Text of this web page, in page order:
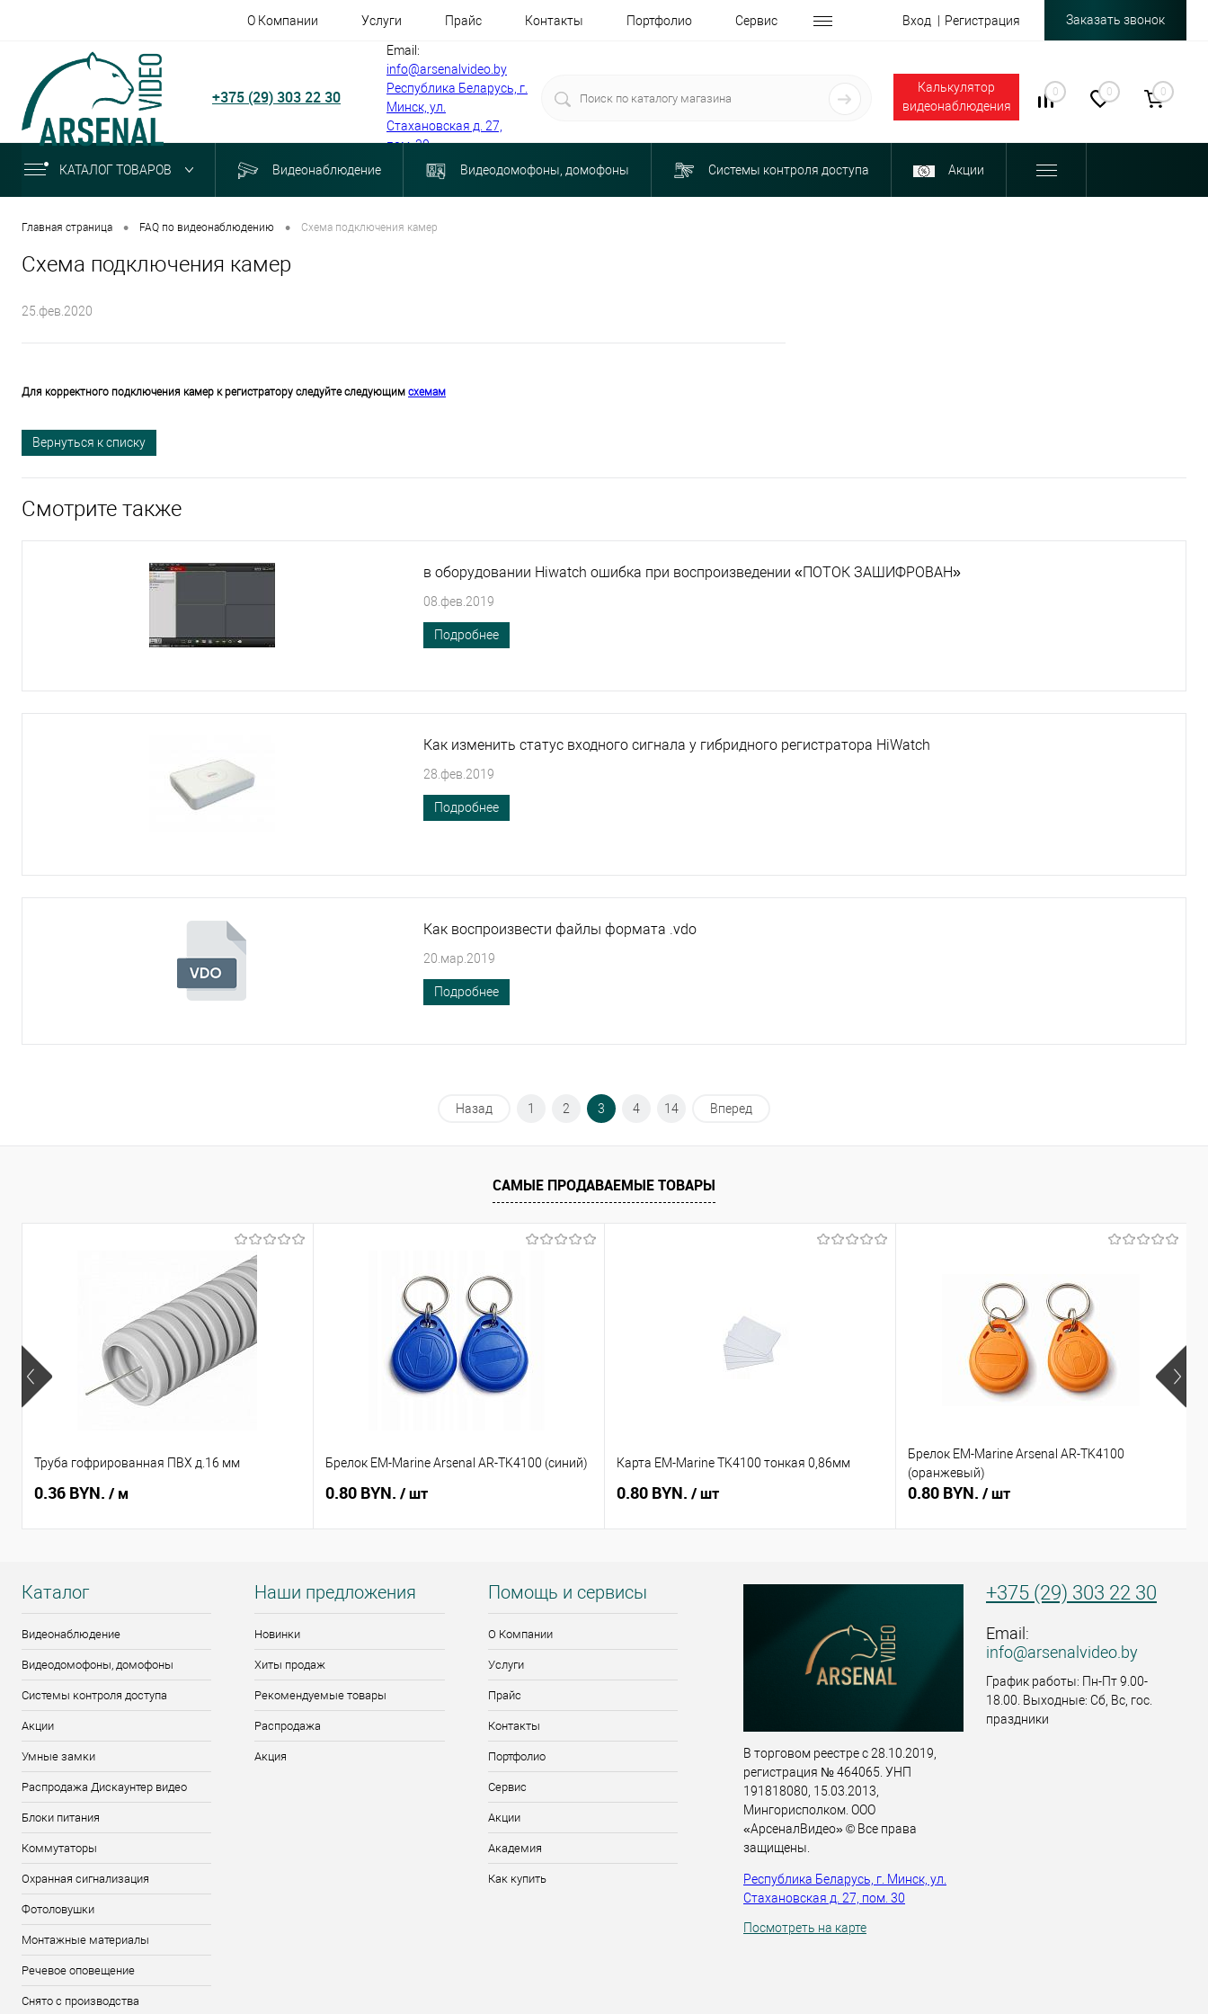
О Компании Услуги Прайс Контакты Портфолио Сервис Вход Регистрация Заказать звонок
+375 (29) 303 22 30
Email:
info@arsenalvideo.by
Республика Беларусь, г.
Минск, ул.
Стахановская д. 27,
пом. 30
Калькулятор
видеонаблюдения
0 0 0
КАТАЛОГ ТОВАРОВ Видеонаблюдение Видеодомофоны, домофоны Системы контроля доступа Акции
Главная страница • FAQ по видеонаблюдению • Схема подключения камер
Схема подключения камер
25.фев.2020
Для корректного подключения камер к регистратору следуйте следующим схемам
Вернуться к списку
Смотрите также
в оборудовании Hiwatch ошибка при воспроизведении «ПОТОК ЗАШИФРОВАН»
08.фев.2019
Подробнее
Как изменить статус входного сигнала у гибридного регистратора HiWatch
28.фев.2019
Подробнее
Как воспроизвести файлы формата .vdo
20.мар.2019
Подробнее
Назад 1 2 3 4 14 Вперед
САМЫЕ ПРОДАВАЕМЫЕ ТОВАРЫ
Труба гофрированная ПВХ д.16 мм
0.36 BYN. / м
Брелок EM-Marine Arsenal AR-TK4100 (синий)
0.80 BYN. / шт
Карта EM-Marine TK4100 тонкая 0,86мм
0.80 BYN. / шт
Брелок EM-Marine Arsenal AR-TK4100
(оранжевый)
0.80 BYN. / шт
Каталог
Видеонаблюдение
Видеодомофоны, домофоны
Системы контроля доступа
Акции
Умные замки
Распродажа Дискаунтер видео
Блоки питания
Коммутаторы
Охранная сигнализация
Фотоловушки
Монтажные материалы
Речевое оповещение
Снято с производства
Наши предложения
Новинки
Хиты продаж
Рекомендуемые товары
Распродажа
Акция
Помощь и сервисы
О Компании
Услуги
Прайс
Контакты
Портфолио
Сервис
Акции
Академия
Как купить
В торговом реестре с 28.10.2019,
регистрация № 464065. УНП
191818080, 15.03.2013,
Мингорисполком. ООО
«АрсеналВидео» © Все права
защищены.
Республика Беларусь, г. Минск, ул.
Стахановская д. 27, пом. 30
Посмотреть на карте
+375 (29) 303 22 30
Email:
info@arsenalvideo.by
График работы: Пн-Пт 9.00-
18.00. Выходные: Сб, Вс, гос.
праздники